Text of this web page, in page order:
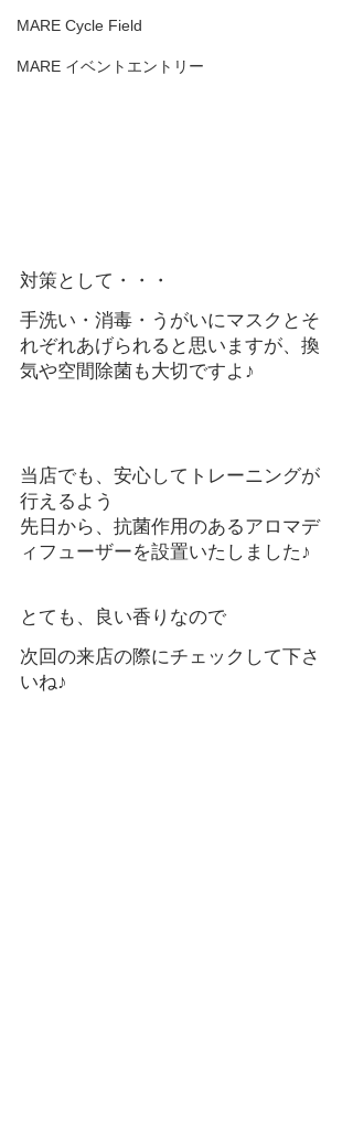
MARE Cycle Field
MARE イベントエントリー
対策として・・・
手洗い・消毒・うがいにマスクとそ
れぞれあげられると思いますが、換
気や空間除菌も大切ですよ♪
当店でも、安心してトレーニングが
行えるよう
先日から、抗菌作用のあるアロマデ
ィフューザーを設置いたしました♪
とても、良い香りなので
次回の来店の際にチェックして下さ
いね♪